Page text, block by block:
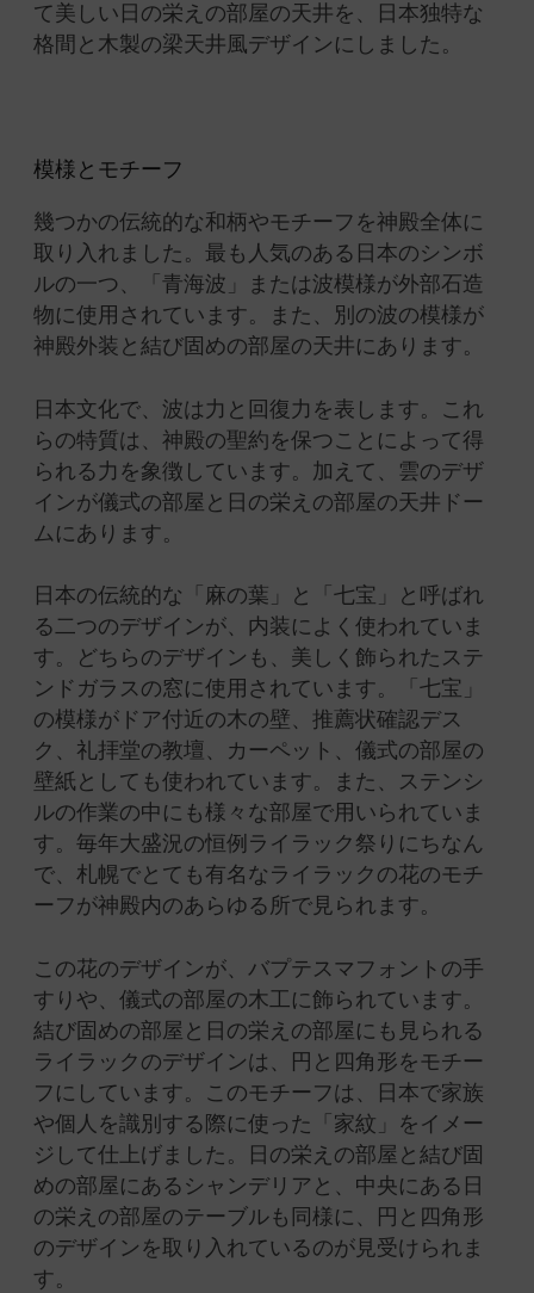
て美しい日の栄えの部屋の天井を、日本独特な
格間と木製の梁天井風デザインにしました。
模様とモチーフ
幾つかの伝統的な和柄やモチーフを神殿全体に
取り入れました。 最も人気のある日本のシンボ
ルの一つ、「青海波」または波模様が外部石造
物に使用されています。
また、別の波の模様が
神殿外装と結び固めの部屋の天井にあります。
日本文化で、波は力と回復力を表します。これ
らの特質は、神殿の聖約を保つことによって得
られる力を象徴しています。 加えて、雲のデザ
インが儀式の部屋と日の栄えの部屋の天井ドー
ムにあります。
日本の伝統的な「麻の葉」と「七宝」と呼ばれ
る二つのデザインが、内装によく使われていま
す。
どちらのデザインも、美しく飾られたステ
ンドガラスの窓に使用されています。「七宝」
の模様がドア付近の木の壁、推薦状確認デス
ク、礼拝堂の教壇、カーペット、儀式の部屋の
壁紙としても使われています。また、ステンシ
ルの作業の中にも様々な部屋で用いられていま
す。 毎年大盛況の恒例ライラック祭りにちなん
で、札幌でとても有名なライラックの花のモチ
ーフが神殿内のあらゆる所で見られます。
この花のデザインが、バプテスマフォントの手
すりや、儀式の部屋の木工に飾られています。
結び固めの部屋と日の栄えの部屋にも見られる
ライラックのデザインは、円と四角形をモチー
フにしています。 このモチーフは、日本で家族
や個人を識別する際に使った「家紋」をイメー
ジして仕上げました。
日の栄えの部屋と結び固
めの部屋にあるシャンデリアと、中央にある日
の栄えの部屋のテーブルも同様に、円と四角形
のデザインを取り入れているのが見受けられま
す。